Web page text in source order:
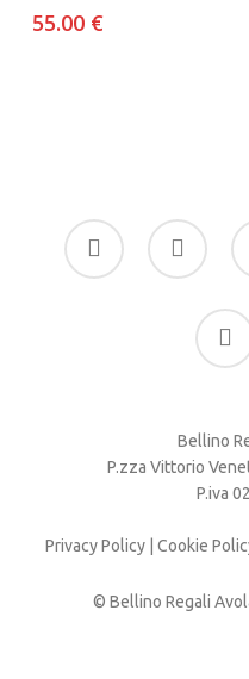
55.00 €
facebook
google-
plus
phone
Bellino
P.zza Vittorio
P.iva
Privacy Policy |Cookie
© Bellino Regali